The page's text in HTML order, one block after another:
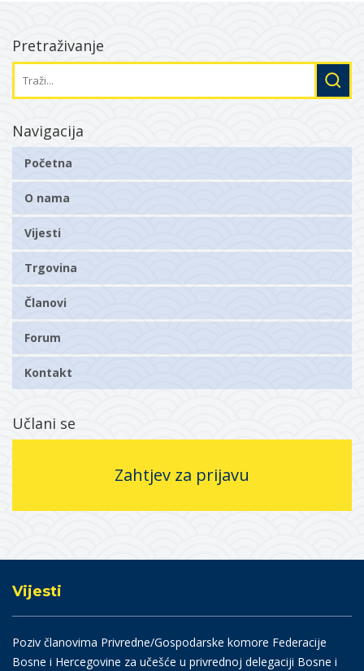
Pretraživanje
Navigacija
Početna
O nama
Vijesti
Trgovina
Članovi
Forum
Kontakt
Učlani se
Zahtjev za prijavu
Vijesti
Poziv članovima Privredne/Gospodarske komore Federacije
Bosne i Hercegovine za učešće u privrednoj delegaciji Bosne i